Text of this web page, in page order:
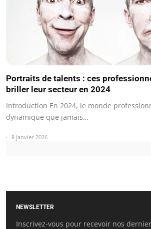
Portraits de talents : ces
briller leur secteur en 2024
Introduction En 2024, le monde
dynamique que jamais…
8 janvier 2026
NEWSLETTER
Inscrivez-vous pour recevoir nos